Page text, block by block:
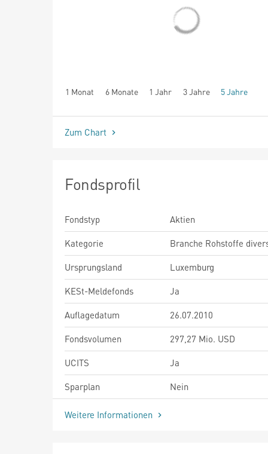
1 Monat 6 Monate 1 Jahr 3 Jahre 5 Jahre
seit Beginn
Zum Chart
Fondsprofil
Fondstyp
Aktien
Kategorie
Branche Rohstoffe
Ursprungsland
Luxemburg
KESt-Meldefonds
Ja
Auflagedatum
26.07.2010
Fondsvolumen
297,27 Mio. USD
UCITS
Ja
Sparplan
Nein
Weitere Informationen